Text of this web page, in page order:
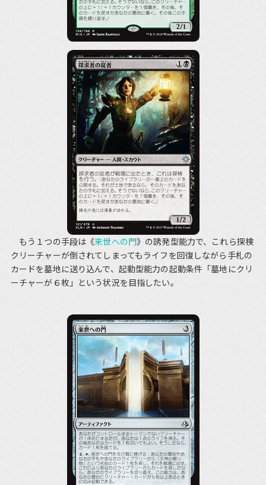
もう１つの手段は《来世への門》の誘発型能力で、これら探検
クリーチャーが倒されてしまってもライフを回復しながら手札の
カードを墓地に送り込んで、起動型能力の起動条件「墓地にクリ
ーチャーが６枚」という状況を目指したい。